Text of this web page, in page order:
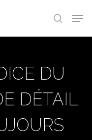
search
DU
DÉTAIL